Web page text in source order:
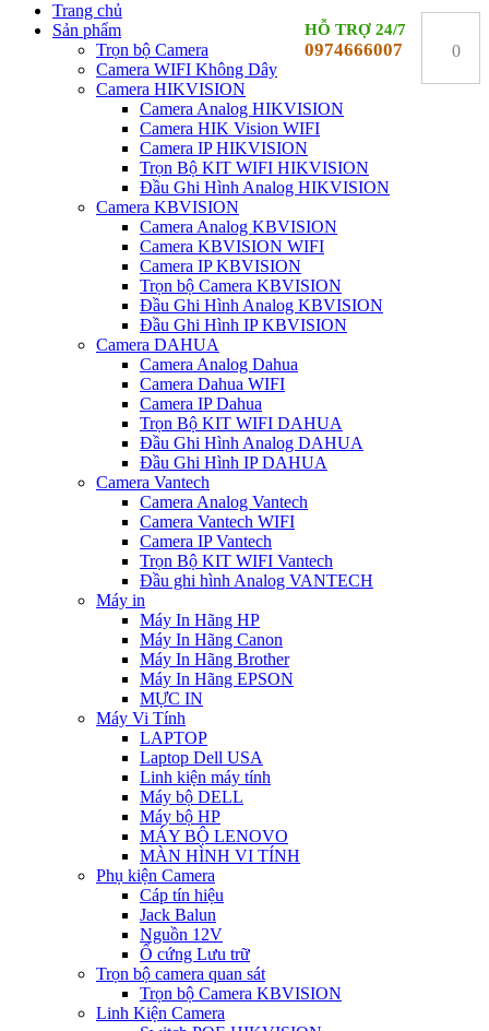
HỖ TRỢ 24/7
0974666007 0
Trang chủ
Sản phẩm
Trọn bộ Camera
Camera WIFI Không Dây
Camera HIKVISION
Camera Analog HIKVISION
Camera HIK Vision WIFI
Camera IP HIKVISION
Trọn Bộ KIT WIFI HIKVISION
Đầu Ghi Hình Analog HIKVISION
Camera KBVISION
Camera Analog KBVISION
Camera KBVISION WIFI
Camera IP KBVISION
Trọn bộ Camera KBVISION
Đầu Ghi Hình Analog KBVISION
Đầu Ghi Hình IP KBVISION
Camera DAHUA
Camera Analog Dahua
Camera Dahua WIFI
Camera IP Dahua
Trọn Bộ KIT WIFI DAHUA
Đầu Ghi Hình Analog DAHUA
Đầu Ghi Hình IP DAHUA
Camera Vantech
Camera Analog Vantech
Camera Vantech WIFI
Camera IP Vantech
Trọn Bộ KIT WIFI Vantech
Đầu ghi hình Analog VANTECH
Máy in
Máy In Hãng HP
Máy In Hãng Canon
Máy In Hãng Brother
Máy In Hãng EPSON
MỰC IN
Máy Vi Tính
LAPTOP
Laptop Dell USA
Linh kiện máy tính
Máy bộ DELL
Máy bộ HP
MÁY BỘ LENOVO
MÀN HÌNH VI TÍNH
Phụ kiện Camera
Cáp tín hiệu
Jack Balun
Nguồn 12V
Ổ cứng Lưu trữ
Trọn bộ camera quan sát
Trọn bộ Camera KBVISION
Linh Kiện Camera